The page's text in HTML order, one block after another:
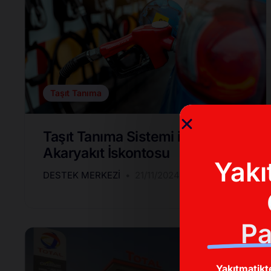
Taşıt Tanıma
Taşıt Tanıma Sistemi ile
Akaryakıt İskontosu
DESTEK MERKEZI